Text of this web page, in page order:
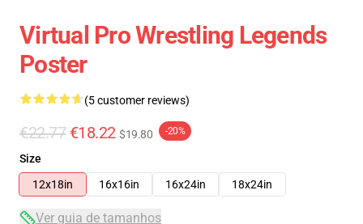
Virtual Pro Wrestling Legends
Poster
(5 customer reviews)
€22.77 €18.22 $19.80 -20%
Size
12x18in
16x16in 16x24in 18x24in
Ver guia de tamanhos